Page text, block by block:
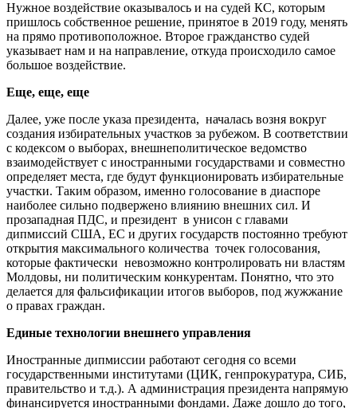
Нужное воздействие оказывалось и на судей КС, которым
пришлось собственное решение, принятое в 2019 году, менять
на прямо противоположное. Второе гражданство судей
указывает нам и на направление, откуда происходило самое
большое воздействие.
Еще, еще, еще
Далее, уже после указа президента, началась возня вокруг
создания избирательных участков за рубежом. В соответствии
с кодексом о выборах, внешнеполитическое ведомство
взаимодействует с иностранными государствами и совместно
определяет места, где будут функционировать избирательные
участки. Таким образом, именно голосование в диаспоре
наиболее сильно подвержено влиянию внешних сил. И
прозападная ПДС, и президент в унисон с главами
дипмиссий США, ЕС и других государств постоянно требуют
открытия максимального количества точек голосования,
которые фактически невозможно контролировать ни властям
Молдовы, ни политическим конкурентам. Понятно, что это
делается для фальсификации итогов выборов, под жужжание
о правах граждан.
Единые технологии внешнего управления
Иностранные дипмиссии работают сегодня со всеми
государственными институтами (ЦИК, генпрокуратура, СИБ,
правительство и т.д.). А администрация президента напрямую
финансируется иностранными фондами. Даже дошло до того,